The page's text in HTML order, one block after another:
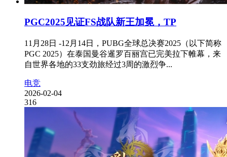
PGC2025见证FS战队新王加冕，TP
11月28日 -12月14日，PUBG全球总决赛2025（以下简称
PGC 2025）在泰国曼谷暹罗百丽宫已完美拉下帷幕，来
自世界各地的33支劲旅经过3周的激烈争...
电竞
2026-02-04
316